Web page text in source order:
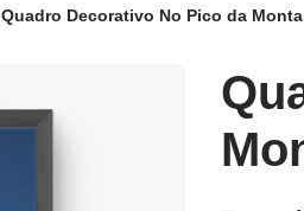
Quadro Decorativo No Pico da